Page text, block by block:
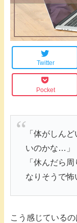
Twitter
Pocket
「体がしん
いのかな…」
「休んだら
なりそうで怖
こう感じている